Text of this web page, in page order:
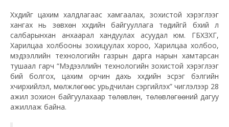
Хүүхдийг цахим халдлагаас хамгаалах, зохистой хэрэглээг
хангах нь зөвхөн хүүхдийн байгууллага төдийгүй бүхий л
салбарынхан анхаарал хандуулах асуудал юм. ГБХЗХГ,
Харилцаа холбооны зохицуулах хороо, Харилцаа холбоо,
мэдээллийн технологийн газрын дарга нарын хамтарсан
тушаал гарч “Мэдээллийн технологийн зохистой хэрэглээг
бий болгох, цахим орчин дахь хүүхдийн эсрэг бэлгийн
хүчирхийлэл, мөлжлөгөөс урьдчилан сэргийлэх” чиглэлээр 28
ажил зохион байгуулахаар төлөвлөн, төлөвлөгөөний дагуу
ажиллаж байна.